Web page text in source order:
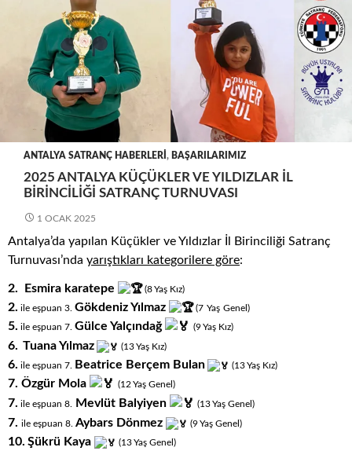
ANTALYA SATRANÇ HABERLERI , BAŞARILARIMIZ
2025 ANTALYA KÜÇÜKLER VE YILDIZLAR İL
BIRINCILIĞI SATRANÇ TURNUVASI
1 OCAK 2025
Antalya’da yapılan Küçükler ve Yıldızlar İl Birinciliği Satranç
Turnuvası’nda yarıştıkları kategorilere göre:
2. Esmira karatepe (8Yaş Kız)
2. ile eşpuan 3. Gökdeniz Yılmaz (7 Yaş Genel)
5. ile eşpuan 7. Gülce Yalçındağ (9Yaş Kız)
6. Tuana Yılmaz (13Yaş Kız)
6. ile eşpuan 7. Beatrice Berçem Bulan (13Yaş Kız)
7. Özgür Mola (12 Yaş Genel)
7. ile eşpuan 8. Mevlüt Balyiyen (13Yaş Genel)
7. ile eşpuan 8. Aybars Dönmez (9Yaş Genel)
10. Şükrü Kaya (13Yaş Genel)